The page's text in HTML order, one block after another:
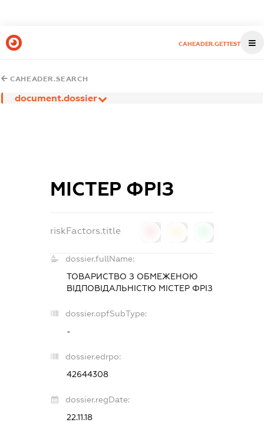
CAHEADER.GETTEST
CAHEADER.SEARCH
document.dossier
МІСТЕР ФРІЗ
riskFactors.title
dossier.fullName:
ТОВАРИСТВО З ОБМЕЖЕНОЮ
ВІДПОВІДАЛЬНІСТЮ МІСТЕР ФРІЗ
dossier.opfSubType:
-
dossier.edrpo:
42644308
dossier.regDate:
22.11.18